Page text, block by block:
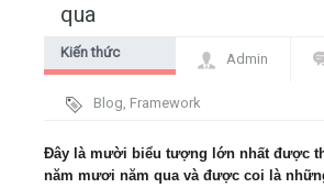
Video
qua
Kiến thức
Admin
Blog, Framework
Đây là mười biểu tượng lớn nhất được
năm mươi năm qua và được coi là